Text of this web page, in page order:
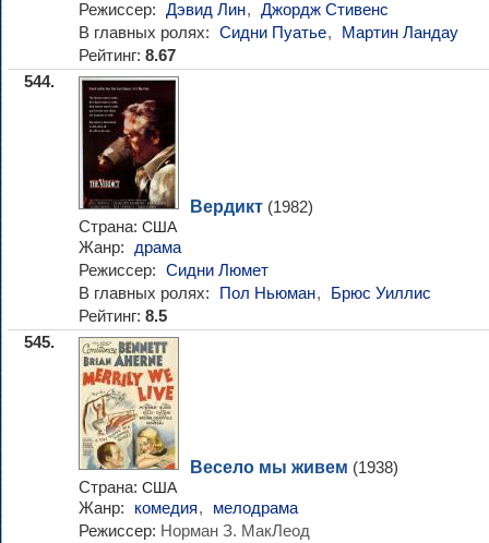
Режиссер: Дэвид Лин, Джордж Стивенс
В главных ролях: Сидни Пуатье,
Мартин Ландау
Рейтинг: 8.67
544.
Вердикт (1982)
Страна: США
Жанр:
драма
Режиссер: Сидни Люмет
В главных ролях:
Пол Ньюман,
Брюс Уиллис
Рейтинг: 8.5
545.
Весело мы живем (1938)
Страна: США
Жанр: комедия,
мелодрама
Режиссер: Норман З. МакЛеод